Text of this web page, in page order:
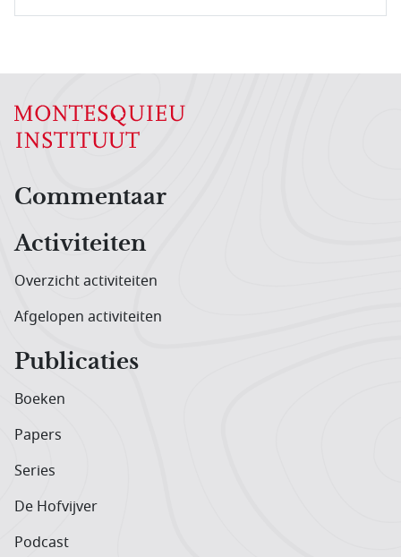
Hoofdnavigatiemenu
Commentaar
Activiteiten
Overzicht activiteiten
Afgelopen activiteiten
Publicaties
Boeken
Papers
Series
De Hofvijver
Podcast